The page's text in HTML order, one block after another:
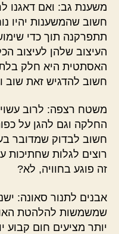
משענת גב: ואם דאגנו
חשוב שהמשענות יהיו
תתפרקנה תוך כדי
העיצוב שלהן לעיצוב
האסתטית היא חלק
חשוב להדגיש זאת שוב
משטח רצפה: לרוב
החלקה וגם להגן על
חשוב לבדוק שמדובר
רוצים לגלות שחתיכות
זה פוגע בחוויה, לא?
אבנים לתנור סאונה:
שמשמשות להלהטת
יותר מציעים חום קבוע